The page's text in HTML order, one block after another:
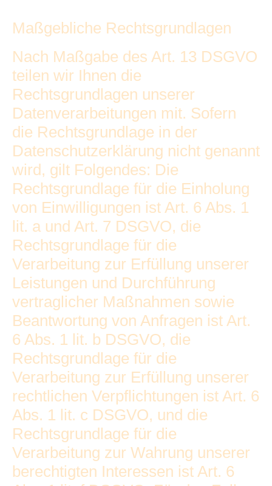
Maßgebliche Rechtsgrundlagen
Nach Maßgabe des Art. 13 DSGVO
teilen wir Ihnen die
Rechtsgrundlagen unserer
Datenverarbeitungen mit. Sofern
die Rechtsgrundlage in der
Datenschutzerklärung nicht genannt
wird, gilt Folgendes: Die
Rechtsgrundlage für die Einholung
von Einwilligungen ist Art. 6 Abs. 1
lit. a und Art. 7 DSGVO, die
Rechtsgrundlage für die
Verarbeitung zur Erfüllung unserer
Leistungen und Durchführung
vertraglicher Maßnahmen sowie
Beantwortung von Anfragen ist Art.
6 Abs. 1 lit. b DSGVO, die
Rechtsgrundlage für die
Verarbeitung zur Erfüllung unserer
rechtlichen Verpflichtungen ist Art. 6
Abs. 1 lit. c DSGVO, und die
Rechtsgrundlage für die
Verarbeitung zur Wahrung unserer
berechtigten Interessen ist Art. 6